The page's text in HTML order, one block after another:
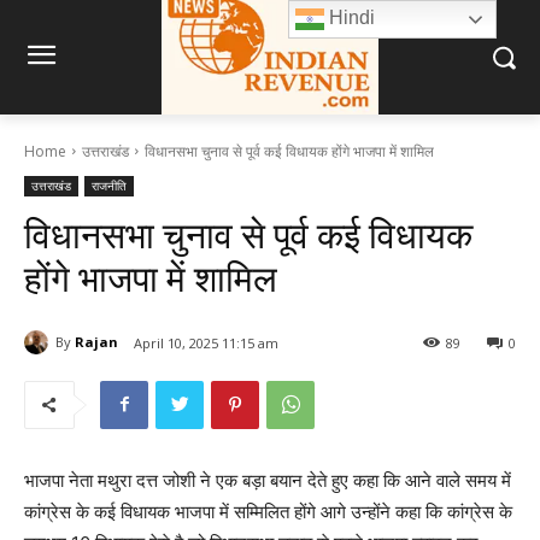
Home उत्तराखंड विधानसभा चुनाव से पूर्व कई विधायक होंगे भाजपा में शामिल
उत्तराखंड राजनीति
विधानसभा चुनाव से पूर्व कई विधायक
होंगे भाजपा में शामिल
By Rajan April 10, 2025 11:15 am 0
89
भाजपा नेता मथुरा दत्त जोशी ने एक बड़ा बयान देते हुए कहा कि आने वाले समय में
कांग्रेस के कई विधायक भाजपा में सम्मिलित होंगे आगे उन्होंने कहा कि कांग्रेस के
Hindi